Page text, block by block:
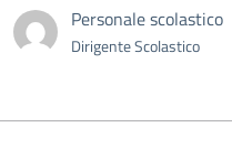
Personale scolastico
Dirigente Scolastico